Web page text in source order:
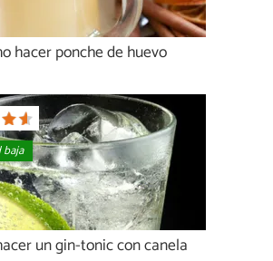
hacer ponche de huevo
un gin-tonic con canela